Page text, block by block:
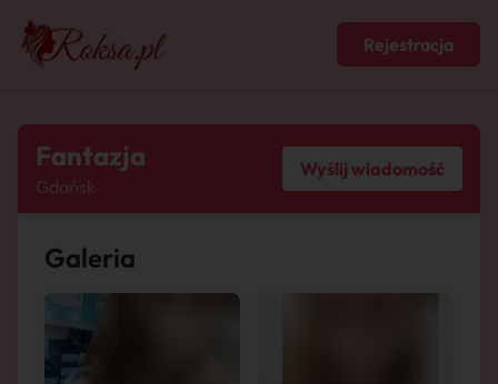
Rejestracja
Fantazja
Gdańsk
Wyślij wiadomość
Galeria